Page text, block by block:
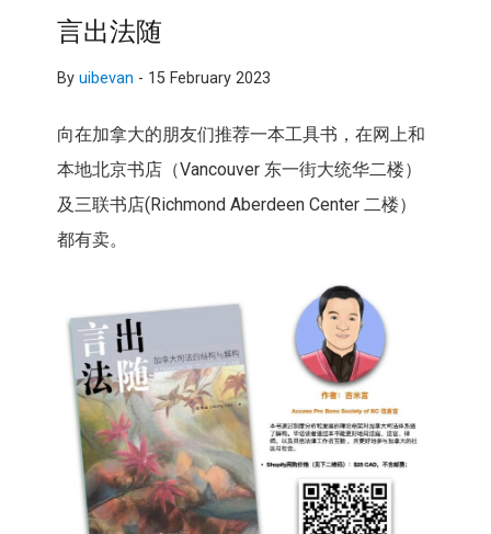
言出法随
By uibevan - 15 February 2023
向在加拿大的朋友们推荐一本工具书，在网上和
本地北京书店（Vancouver 东一街大统华二楼）
及三联书店(Richmond Aberdeen Center 二楼）
都有卖。